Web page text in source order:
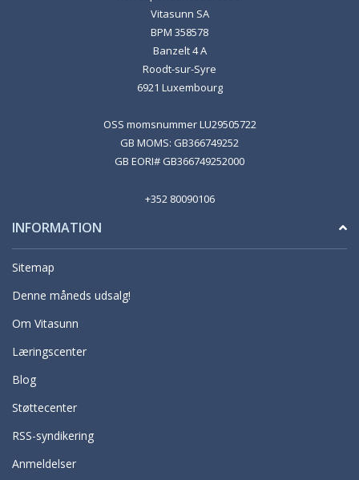
Vitasunn SA
BPM 358578
Banzelt 4 A
Roodt-sur-Syre
6921 Luxembourg
OSS momsnummer LU29505722
GB MOMS: GB366749252
GB EORI# GB366749252000
+352 80090106
INFORMATION
Sitemap
Denne måneds udsalg!
Om Vitasunn
Læringscenter
Blog
Støttecenter
RSS-syndikering
Anmeldelser